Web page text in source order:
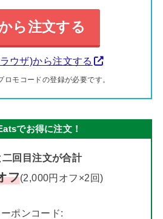
ら注文する
ウザ)から注文する
ロモコードの登録が必要です。
でお得に注文！
二回目注文が合計
フ(2,000円オフ×2回)
ポンコード: